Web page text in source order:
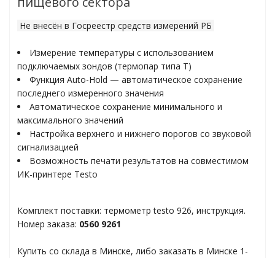
Не внесён в Госреестр средств измерений РБ
Измерение температуры с использованием
подключаемых зондов (термопар типа T)
Функция Auto-Hold — автоматическое сохранение
последнего измеренного значения
Автоматическое сохранение минимального и
максимального значений
Настройка верхнего и нижнего порогов со звуковой
сигнализацией
Возможность печати результатов на совместимом
ИК-принтере Testo
Комплект поставки: термометр testo 926, инструкция.
Номер заказа: 0560 9261
Купить со склада в Минске, либо заказать в Минске 1-